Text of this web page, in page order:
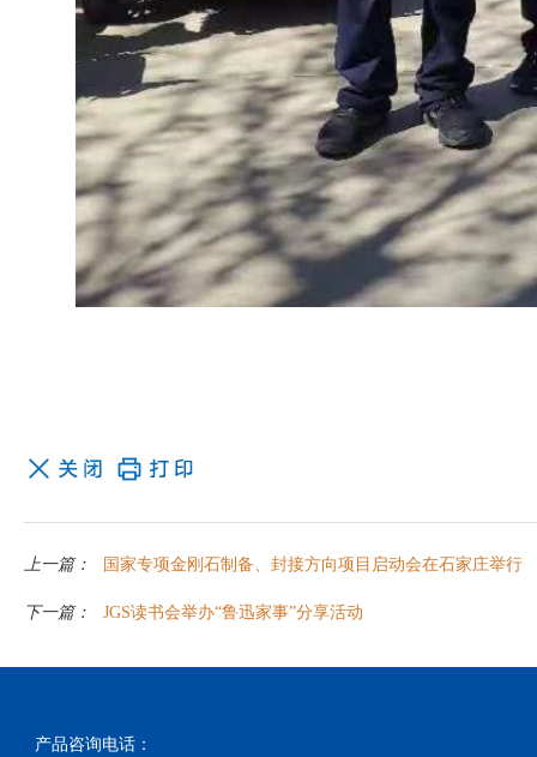
上一篇： 国家专项金刚石制备、封接方向项目启动会在石家庄举行
下一篇： JGS读书会举办“鲁迅家事”分享活动
产品咨询电话：